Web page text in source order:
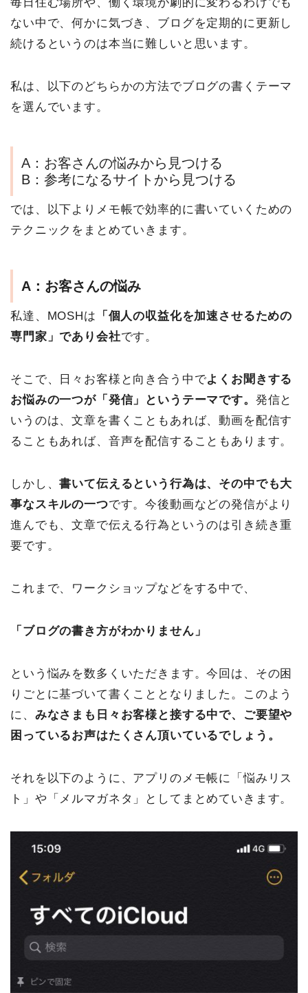
ない中で、何かに気づき、ブログを定期的に更新し
続けるというのは本当に難しいと思います。
私は、以下のどちらかの方法でブログの書くテーマ
を選んでいます。
A：お客さんの悩みから見つける
B：参考になるサイトから見つける
では、以下よりメモ帳で効率的に書いていくための
テクニックをまとめていきます。
A：お客さんの悩み
私達、MOSHは 「個人の収益化を加速させるための
専門家」であり会社です。
そこで、日々お客様と向き合う中でよくお聞きする
お悩みの一つが「発信」というテーマです。 発信と
いうのは、文章を書くこともあれば、動画を配信す
ることもあれば、音声を配信することもあります。
しかし、書いて伝えるという行為は、その中でも大
事なスキルの一つです。今後動画などの発信がより
進んでも、文章で伝える行為というのは引き続き重
要です。
これまで、ワークショップなどをする中で、
「ブログの書き方がわかりません」
という悩みを数多くいただきます。今回は、その困
りごとに基づいて書くこととなりました。このよう
に、 みなさまも日々お客様と接する中で、ご要望や
困っているお声はたくさん頂いているでしょう。
それを以下のように、アプリのメモ帳に「悩みリス
ト」や「メルマガネタ」としてまとめていきます。